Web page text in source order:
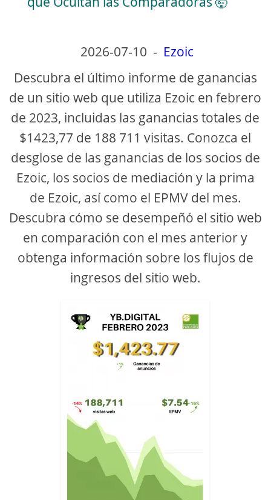
y
V
i
d
e
o
2026-07-10 - Ezoic
Descubra el último informe de ganancias
de un sitio web que utiliza Ezoic en febrero
de 2023, incluidas las ganancias totales de
$1423,77 de 188 711 visitas. Conozca el
desglose de las ganancias de los socios de
Ezoic, los socios de mediación y la prima
de Ezoic, así como el EPMV del mes.
Descubra cómo se desempeñó el sitio web
en comparación con el mes anterior y
obtenga información sobre los flujos de
ingresos del sitio web.